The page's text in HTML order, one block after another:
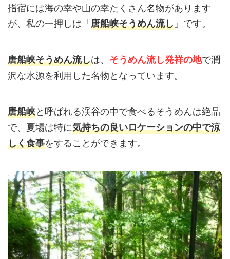
指宿には海の幸や山の幸たくさん名物があります
が、私の一押しは「唐船峡そうめん流し 」です。
唐船峡そうめん流しは、 そうめん流し発祥の地で潤
沢な水源を利用した名物となっています。
唐船峡と呼ばれる渓谷の中で食べるそうめんは絶品
で、夏場は特に気持ちの良いロケーションの中で涼
しく食事をすることができます。